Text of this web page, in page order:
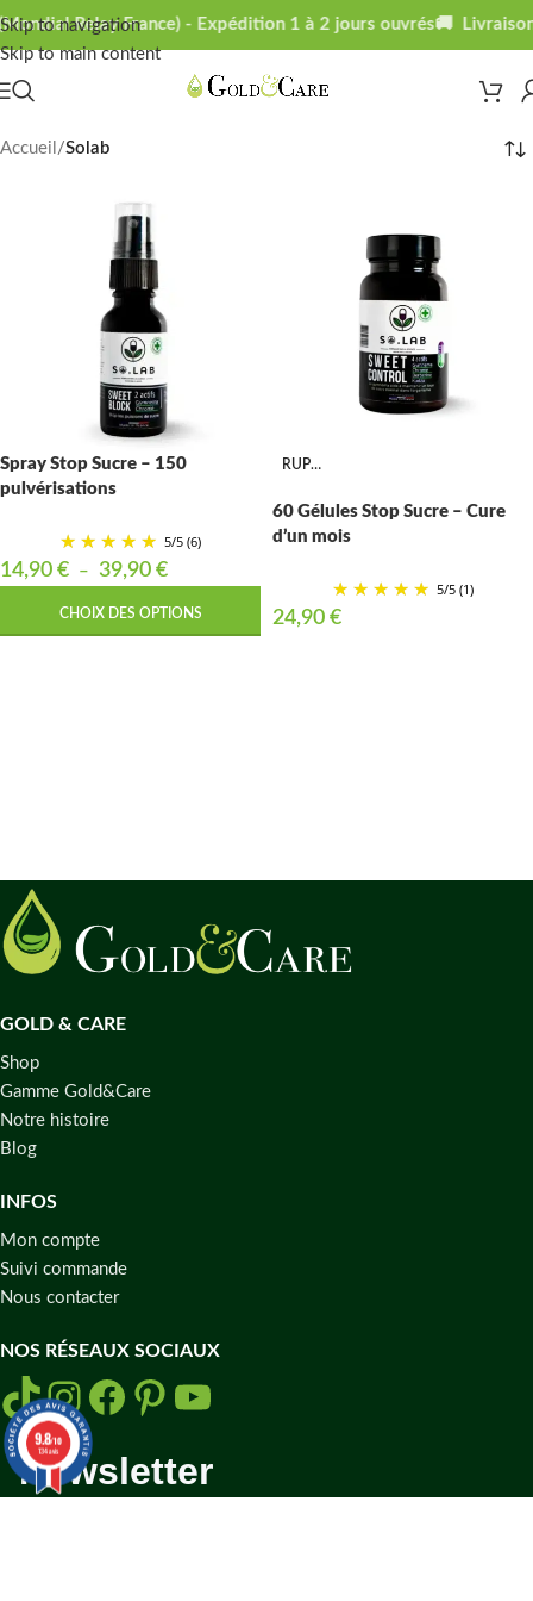
Skip to navigation
Skip to main content
Relay France) - Expédition 1 à 2 jours ouvrés🚚
Accueil /Solab
Spray Stop Sucre – 150
pulvérisations
5/5 (6)
14,90 € – 39,90 €
CHOIX DES OPTIONS
RUPTURE
60 Gélules Stop Sucre – Cure
d’un mois
5/5 (1)
24,90 €
GOLD & CARE
Shop
Gamme Gold&Care
Notre histoire
Blog
INFOS
Mon compte
Suivi commande
Nous contacter
NOS RÉSEAUX SOCIAUX
Newsletter
9.8/10
134 avis